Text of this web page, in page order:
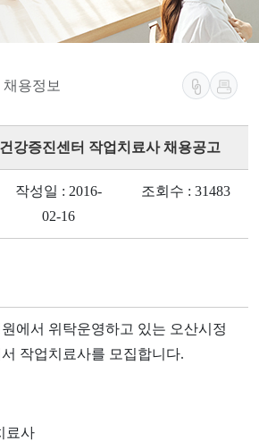
채용정보
강증진센터 작업치료사 채용공고
작성일 : 2016-
02-16
조회수 : 31483
에서 위탁운영하고 있는 오산시정
작업치료사를 모집합니다.
료사